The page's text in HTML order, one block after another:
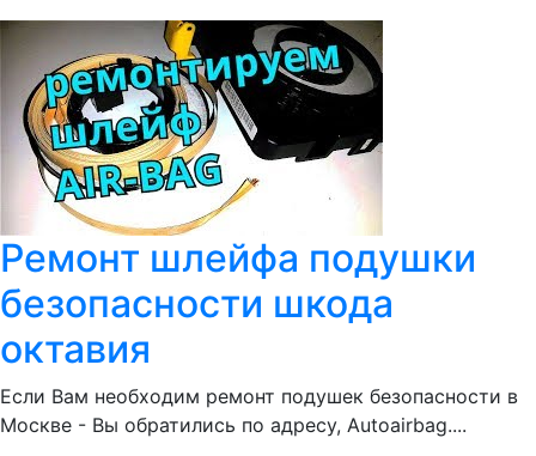
Ремонт шлейфа подушки
безопасности шкода
октавия
Если Вам необходим ремонт подушек безопасности в
Москве - Вы обратились по адресу, Autoairbag....